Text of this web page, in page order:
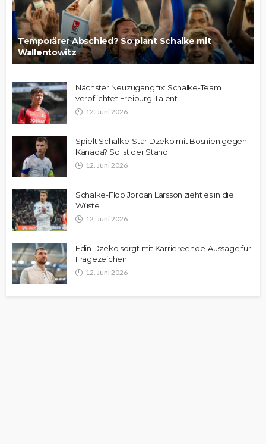
Temporärer Abschied? So plant Schalke mit
Wallentowitz
Nächster Neuzugang fix: Schalke-Team
verpflichtet Freiburg-Talent
12. Juni 2026
Spielt Schalke-Star Dzeko mit Bosnien gegen
Kanada? So ist der Stand
12. Juni 2026
Schalke-Flop Jordan Larsson zieht es in die
Wüste
12. Juni 2026
Edin Dzeko sorgt mit Karriereende-Aussage für
Fragezeichen
12. Juni 2026